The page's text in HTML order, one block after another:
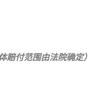
付范围由法院确定）